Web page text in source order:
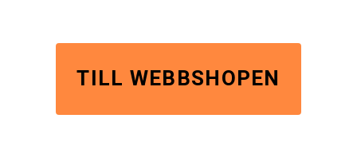
TILL WEBBSHOPEN